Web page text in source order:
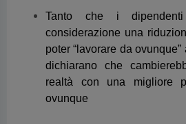
Più di due terzi (67%) dei
disposti ad accettare una
per poter "lavorare da
permanente.
Se non ci fosse una politica